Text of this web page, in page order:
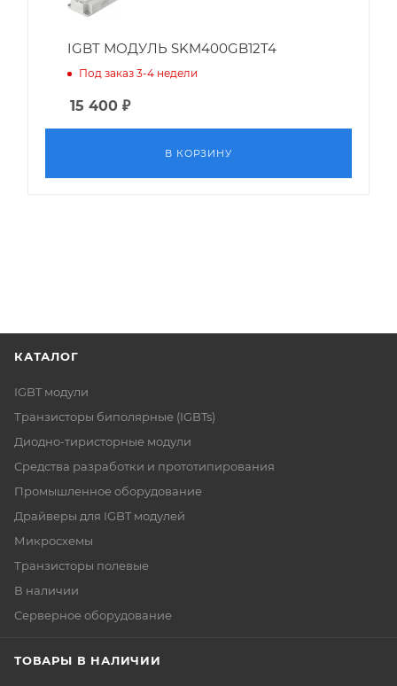
IGBT МОДУЛЬ SKM400GB12T4
Под заказ 3-4 недели
15 400 ₽
В КОРЗИНУ
КАТАЛОГ
IGBT модули
Транзисторы биполярные (IGBTs)
Диодно-тиристорные модули
Средства разработки и прототипирования
Промышленное оборудование
Драйверы для IGBT модулей
Микросхемы
Транзисторы полевые
В наличии
Серверное оборудование
ТОВАРЫ В НАЛИЧИИ